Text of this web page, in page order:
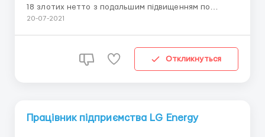
18 злотих нетто з подальшим підвищенням по
результатах праці до 22 нетто. На початку буде
місяць. Робота в 3 зміни по черзі. Обов...
20-07-2021
Откликнуться
Працівник підприємства LG Energy